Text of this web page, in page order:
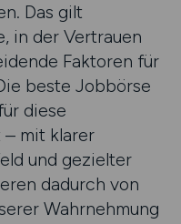
Das gilt
in der Vertrauen
Faktoren für
beste Jobbörse
diese
mit klarer
und gezielter
dadurch von
Wahrnehmung